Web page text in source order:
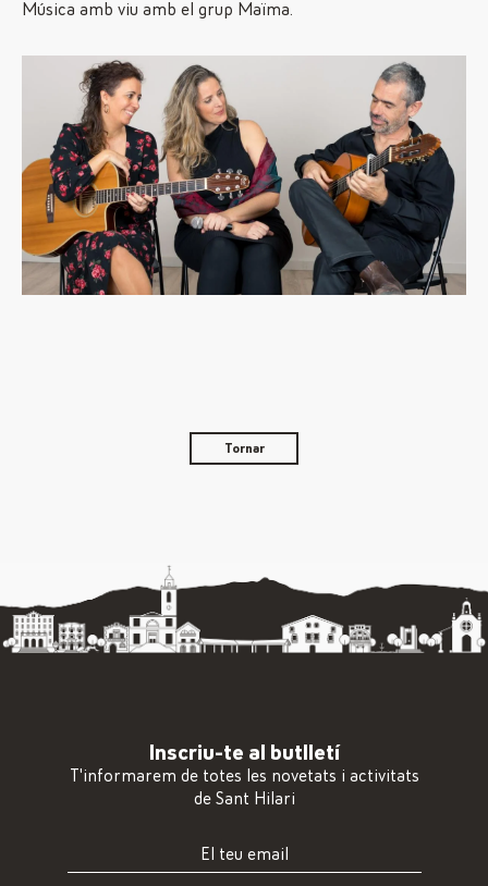
Música amb viu amb el grup Maïma.
Tornar
Inscriu-te al butlletí
T'informarem de totes les novetats i activitats
de Sant Hilari